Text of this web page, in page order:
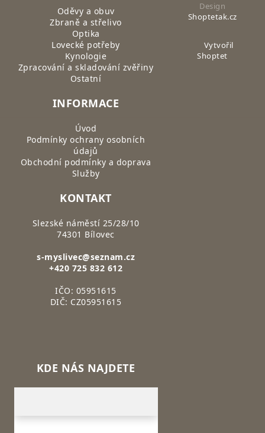
Oděvy a obuv
Zbraně a střelivo
Optika
Lovecké potřeby
Kynologie
Zpracování a skladování zvěřiny
Ostatní
INFORMACE
Úvod
Podmínky ochrany osobních
údajů
Obchodní podmínky a doprava
Služby
KONTAKT
Slezské náměstí 25/28/10
74301 Bílovec
s-myslivec@seznam.cz
+420 725 832 612
IČO: 05951615
DIČ: CZ05951615
KDE NÁS NAJDETE
Design
Shoptetak.cz
Vytvořil
Shoptet